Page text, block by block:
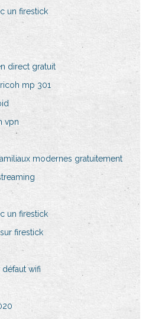
un firestick
direct gratuit
mp 301
vpn
modernes gratuitement
un firestick
firestick
wifi